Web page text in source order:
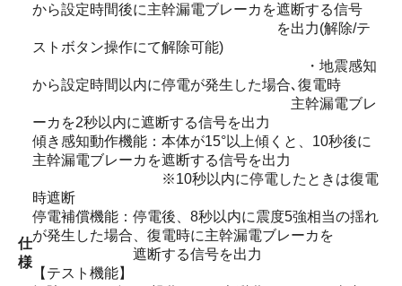
仕
様
から設定時間後に主幹漏電ブレーカを遮断する信号
を出力(解除/テ
ストボタン操作にて解除可能)
・地震感知
から設定時間以内に停電が発生した場合､復電時
主幹漏電ブレ
ーカを2秒以内に遮断する信号を出力
傾き感知動作機能：本体が15°以上傾くと、10秒後に
主幹漏電ブレーカを遮断する信号を出力
※10秒以内に停電したときは復電
時遮断
停電補償機能：停電後、8秒以内に震度5強相当の揺れ
が発生した場合、復電時に主幹漏電ブレーカを
遮断する信号を出力
【テスト機能】